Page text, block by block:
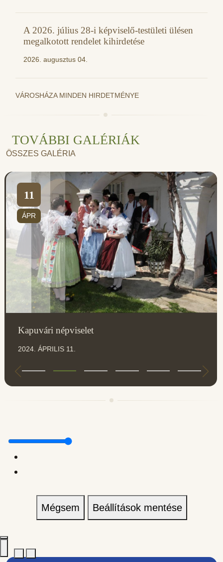
A 2026. július 28-i képviselő-testületi ülésen
megalkotott rendelet kihirdetése
2026. augusztus 04.
VÁROSHÁZA MINDEN HIRDETMÉNYE
TOVÁBBI GALÉRIÁK
ÖSSZES GALÉRIA
11
ÁPR
Kapuvári népviselet
2024. ÁPRILIS 11.
Mégsem Beállítások mentése